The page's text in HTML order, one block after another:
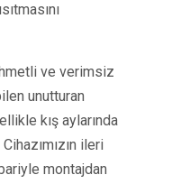
ve verimsiz
unutturan
kış aylarında
ileri
montajdan